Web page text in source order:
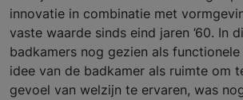
innovatie in combinatie met
vaste waarde sinds eind jaren ’60. In
badkamers nog gezien als
idee van de badkamer als ruimte om
gevoel van welzijn te ervaren, was